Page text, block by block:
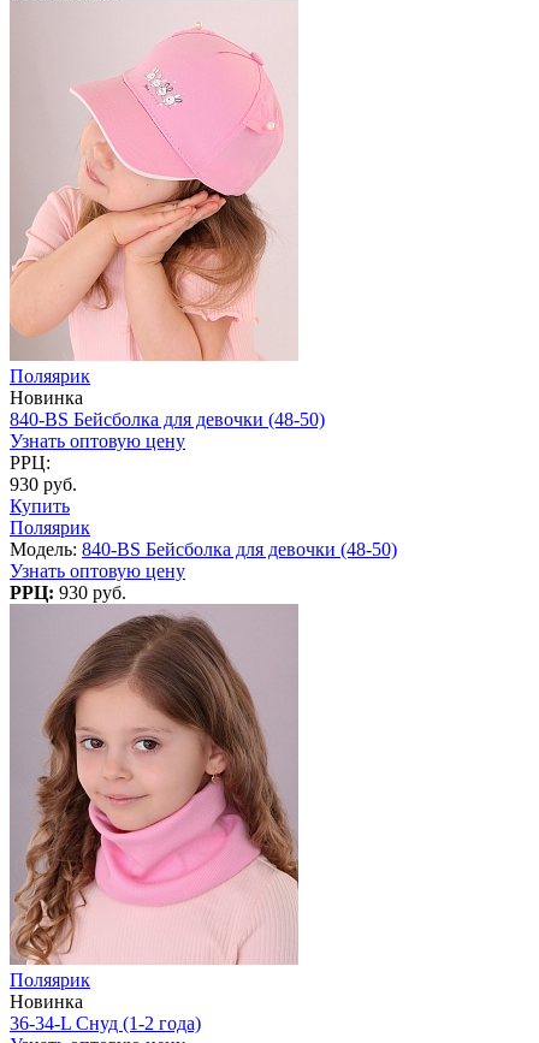
Поляярик
Новинка
840-BS Бейсболка для девочки (48-50)
Узнать оптовую цену
РРЦ:
930 руб.
Купить
Поляярик
Модель: 840-BS Бейсболка для девочки (48-50)
Узнать оптовую цену
РРЦ: 930 руб.
Поляярик
Новинка
36-34-L Снуд (1-2 года)